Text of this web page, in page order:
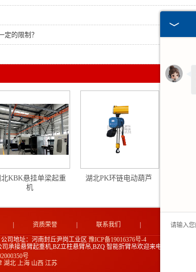
的限制？
KBK悬挂单梁起重
机
湖北PK环链电动葫芦
| 资质荣誉 | 联系我们 | 网站地图
公司地址：河南封丘尹岗工业区 豫ICP备19016376号-4
承接悬臂起重机,BZ立柱悬臂吊,BZQ 智能折臂吊欢迎来电生产定制款!
号
湖北 上海 山西 江苏